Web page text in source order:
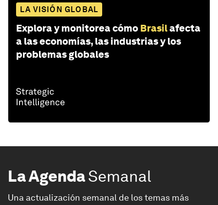
LA VISIÓN GLOBAL
Explora y monitorea cómo Brasilafecta
a las economías, las industrias y los
problemas globales
La AgendaSemanal
Una actualización semanal de los temas más